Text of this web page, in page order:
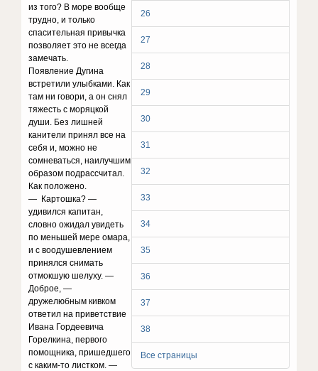
26
27
28
29
30
31
32
33
34
35
36
37
38
Все страницы
из того? В море вообще
трудно, и только
спасительная привычка
позволяет это не всегда
замечать.
Появление Дугина
встретили улыбками. Как
там ни говори, а он снял
тяжесть с моряцкой
души. Без лишней
канители принял все на
себя и, можно не
сомневаться, наилучшим
образом подрассчитал.
Как положено.
— Картошка? —
удивился капитан,
словно ожидал увидеть
по меньшей мере омара,
и с воодушевлением
принялся снимать
отмокшую шелуху. —
Доброе, —
дружелюбным кивком
ответил на приветствие
Ивана Гордеевича
Горелкина, первого
помощника, пришедшего
с каким-то листком. —